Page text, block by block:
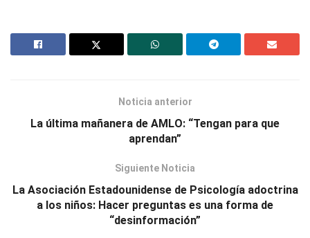
Noticia anterior
La última mañanera de AMLO: “Tengan para que
aprendan”
Siguiente Noticia
La Asociación Estadounidense de Psicología adoctrina
a los niños: Hacer preguntas es una forma de
“desinformación”